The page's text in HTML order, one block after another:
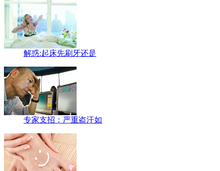
解惑:起床先刷牙还是
专家支招：严重盗汗如